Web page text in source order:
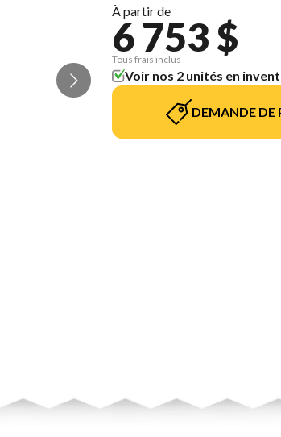
À partir de
6 753 $
Tous frais inclus
Voir nos 2 unités en
DEMANDE DE